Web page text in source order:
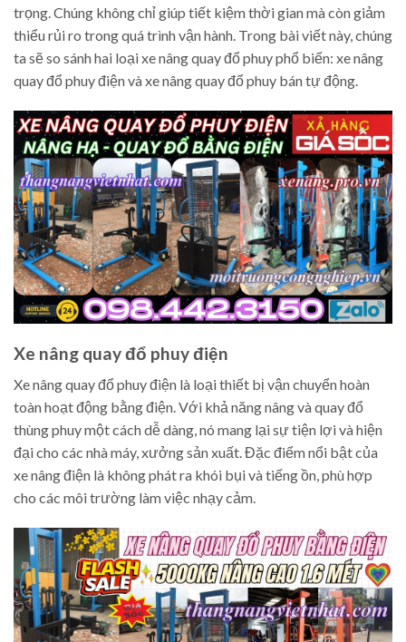
trọng. Chúng không chỉ giúp tiết kiệm thời gian mà còn giảm
thiểu rủi ro trong quá trình vận hành. Trong bài viết này, chúng
ta sẽ so sánh hai loại xe nâng quay đổ phuy phổ biến: xe nâng
quay đổ phuy điện và xe nâng quay đổ phuy bán tự động.
Xe nâng quay đổ phuy điện
Xe nâng quay đổ phuy điện là loại thiết bị vận chuyển hoàn
toàn hoạt động bằng điện. Với khả năng nâng và quay đổ
thùng phuy một cách dễ dàng, nó mang lại sự tiện lợi và hiện
đại cho các nhà máy, xưởng sản xuất. Đặc điểm nổi bật của
xe nâng điện là không phát ra khói bụi và tiếng ồn, phù hợp
cho các môi trường làm việc nhạy cảm.